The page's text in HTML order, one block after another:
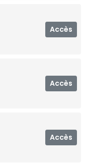
Accès
Accès
Accès